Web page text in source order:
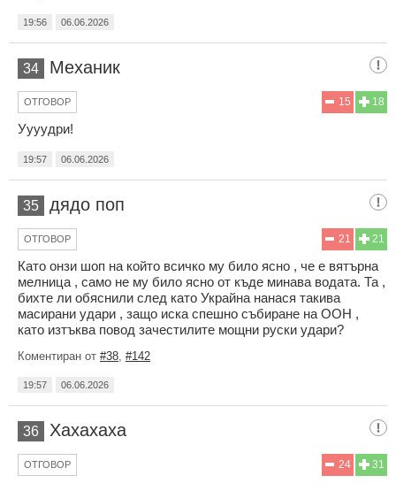
19:56 06.06.2026
34 Механик
18
15
ОТГОВОР
Уууудри!
19:57 06.06.2026
35 дядо поп
21
21
ОТГОВОР
Като онзи шоп на който всичко му било ясно , че е вятърна
мелница , само не му било ясно от къде минава водата. Та ,
бихте ли обяснили след като Украйна нанася такива
масирани удари , защо иска спешно събиране на ООН ,
като изтъква повод зачестилите мощни руски удари?
Коментиран от #38 #142
19:57 06.06.2026
36 Хахахаха
31
24
ОТГОВОР